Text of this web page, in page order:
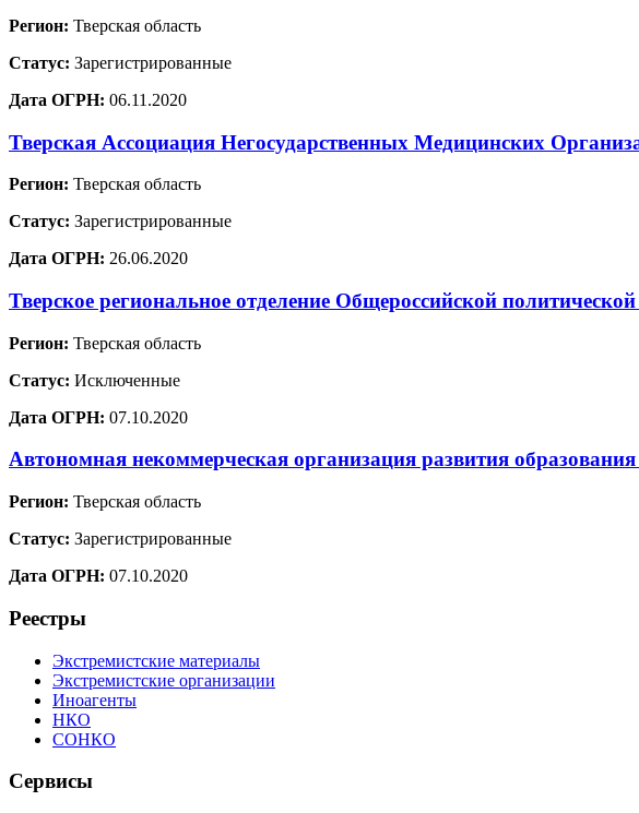
Регион: Тверская область
Статус: Зарегистрированные
Дата ОГРН: 06.11.2020
Тверская Ассоциация Негосударственных Медицинских
Регион: Тверская область
Статус: Зарегистрированные
Дата ОГРН: 26.06.2020
Тверское региональное отделение Общероссийской
Регион: Тверская область
Статус: Исключенные
Дата ОГРН: 07.10.2020
Автономная некоммерческая организация развития
Регион: Тверская область
Статус: Зарегистрированные
Дата ОГРН: 07.10.2020
Реестры
Экстремистские материалы
Экстремистские организации
Иноагенты
НКО
СОНКО
Сервисы